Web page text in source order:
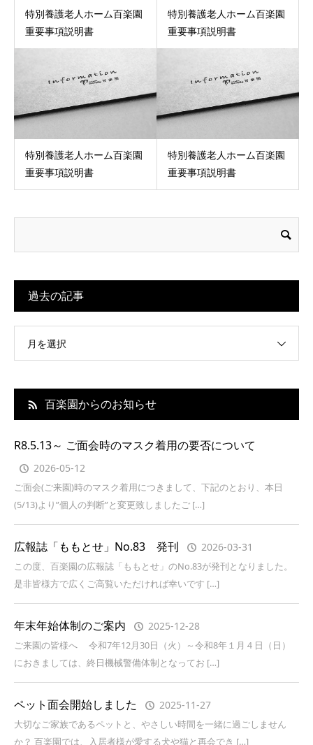
特別養護老人ホーム百楽園
重要事項説明書
特別養護老人ホーム百楽園
重要事項説明書
特別養護老人ホーム百楽園
重要事項説明書
特別養護老人ホーム百楽園
重要事項説明書
過去の記事
月を選択
百楽園からのお知らせ
R8.5.13～ ご面会時のマスク着用の要否について
2026-05-12
ご面会(ご来園)時のマスク着用につきまして、下記のとおり、本日
(5/13)より”個人の判断”と変更致しましたご […]
広報誌「ももとせ」No.83 発刊 2026-03-31
この度、百楽園の広報誌「ももとせ」のNo.83が発刊となりました。
是非皆様方で広くご高覧いただければ幸いです […]
年末年始体制のご案内 2025-12-28
ご来園の皆様へ 令和7年12月30日（火）～令和8年１月４日（日）
におきましては、終日機械警備体制となってお […]
ペット面会開始しました 2025-11-27
大切なご家族であるペットと、やさしい時間を一緒に過ごしません
か？ 百楽園では、入居者様が愛する犬や猫と再会でき […]